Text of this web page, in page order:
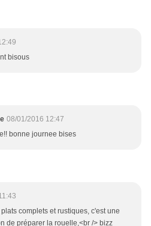
bisous
08/01/2016 12:47
bonne journee bises
complets et rustiques, c'est une
de préparer la rouelle,<br /> bizz